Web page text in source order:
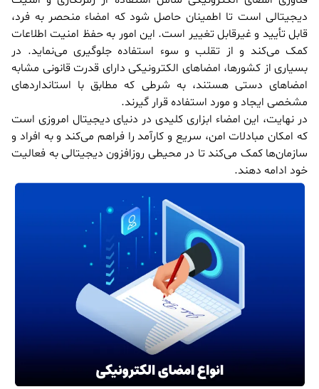
دیجیتالی است تا اطمینان حاصل شود که امضاء منحصر به فرد،
قابل تأیید و غیرقابل تغییر است. این امور به حفظ امنیت اطلاعات
کمک می‌کند و از تقلب و سوء استفاده جلوگیری می‌نماید. در
بسیاری از کشورها، امضاهای الکترونیکی دارای قدرت قانونی مشابه
امضاهای دستی هستند، به شرطی که مطابق با استانداردهای
مشخصی ایجاد و مورد استفاده قرار گیرند.
در نهایت، این امضاء ابزاری کلیدی در دنیای دیجیتال امروزی است
که امکان مبادلات امن، سریع و کارآمد را فراهم می‌کند و به افراد و
سازمان‌ها کمک می‌کند تا در محیطی روزافزون دیجیتالی به فعالیت
خود ادامه دهند.